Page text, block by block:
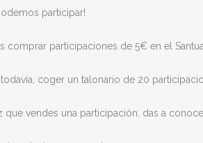
participar!
comprar participaciones de 5€ en el
coger un talonario de 20
que vendes una participación, das a